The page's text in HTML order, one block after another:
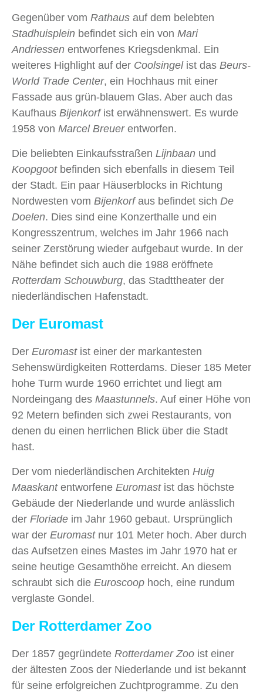
Gegenüber vom Rathaus auf dem belebten
Stadhuisplein befindet sich ein von Mari
Andriessen entworfenes Kriegsdenkmal. Ein
weiteres Highlight auf der Coolsingelist das Beurs-
World Trade Center, ein Hochhaus mit einer
Fassade aus grün-blauem Glas. Aber auch das
Kaufhaus Bijenkorfist erwähnenswert. Es wurde
1958 von Marcel Breuerentworfen.
Die beliebten Einkaufsstraßen Lijnbaan und
Koopgootbefinden sich ebenfalls in diesem Teil
der Stadt. Ein paar Häuserblocks in Richtung
Nordwesten vom Bijenkorfaus befindet sich De
Doelen. Dies sind eine Konzerthalle und ein
Kongresszentrum, welches im Jahr 1966 nach
seiner Zerstörung wieder aufgebaut wurde. In der
Nähe befindet sich auch die 1988 eröffnete
Rotterdam Schouwburg, das Stadttheater der
niederländischen Hafenstadt.
Der Euromast
Der Euromastist einer der markantesten
Sehenswürdigkeiten Rotterdams. Dieser 185 Meter
hohe Turm wurde 1960 errichtet und liegt am
Nordeingang des Maastunnels. Auf einer Höhe von
92 Metern befinden sich zwei Restaurants, von
denen du einen herrlichen Blick über die Stadt
hast.
Der vom niederländischen Architekten Huig
Maaskantentworfene Euromastist das höchste
Gebäude der Niederlande und wurde anlässlich
der Floriade im Jahr 1960 gebaut. Ursprünglich
war der Euromastnur 101 Meter hoch. Aber durch
das Aufsetzen eines Mastes im Jahr 1970 hat er
seine heutige Gesamthöhe erreicht. An diesem
schraubt sich die Euroscoop hoch, eine rundum
verglaste Gondel.
Der Rotterdamer Zoo
Der 1857 gegründete Rotterdamer Zoo ist einer
der ältesten Zoos der Niederlande und ist bekannt
für seine erfolgreichen Zuchtprogramme. Zu den